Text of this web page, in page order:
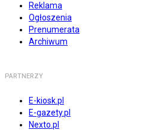
Reklama
Ogłoszenia
Prenumerata
Archiwum
PARTNERZY
E-kiosk.pl
E-gazety.pl
Nexto.pl